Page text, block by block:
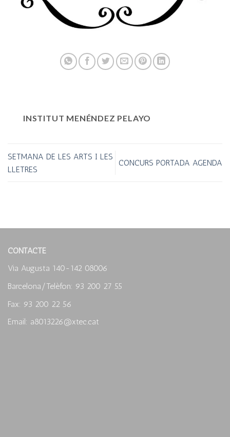
INSTITUT MENÉNDEZ PELAYO
SETMANA DE LES ARTS I LES
LLETRES
CONCURS PORTADA AGENDA
CONTACTE
Via Augusta 140-142 08006
Barcelona/Telèfon: 93 200 27 55
Fax: 93 200 22 56
Email: a8013226@xtec.cat